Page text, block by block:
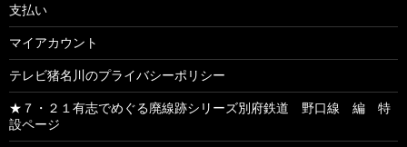
支払い
マイアカウント
テレビ猪名川のプライバシーポリシー
★７・２１有志でめぐる廃線跡シリーズ別府鉄道 野口線 編 特
設ページ